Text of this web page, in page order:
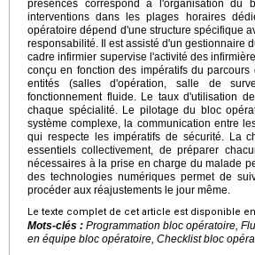
présences correspond à l'organisation du
interventions dans les plages horaires
opératoire dépend d'une structure spécifique
responsabilité. Il est assisté d'un gestionnaire
cadre infirmier supervise l'activité des
conçu en fonction des impératifs du
entités (salles d'opération, salle de
fonctionnement fluide. Le taux d'utilisation
chaque spécialité. Le pilotage du bloc
système complexe, la communication entre
qui respecte les impératifs de sécurité. La
essentiels collectivement, de préparer
nécessaires à la prise en charge du malade
des technologies numériques permet de
procéder aux réajustements le jour même.
Le texte complet de cet article est disponible en
Mots-clés : Programmation bloc opératoire,
en équipe bloc opératoire, Checklist bloc